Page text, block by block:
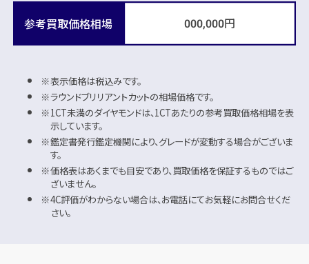
参考買取価格相場 000,000円
表示価格は税込みです。
ラウンドブリリアントカットの相場価格です。
1CT未満のダイヤモンドは、1CTあたりの参考買取価格相場を表
示しています。
鑑定書発行鑑定機関により、グレードが変動する場合がございま
す。
価格表はあくまでも目安であり、買取価格を保証するものではご
ざいません。
4C評価がわからない場合は、お電話にてお気軽にお問合せくだ
さい。